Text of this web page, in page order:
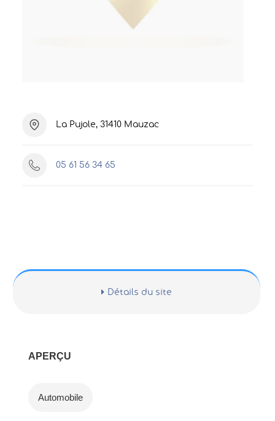
La Pujole, 31410 Mauzac
05 61 56 34 65
Détails du site
APERÇU
Automobile